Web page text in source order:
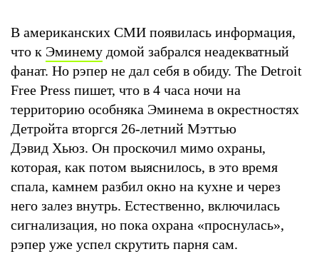
В американских СМИ появилась информация,
что к Эминему домой забрался неадекватный
фанат. Но рэпер не дал себя в обиду. The Detroit
Free Press пишет, что в 4 часа ночи на
территорию особняка Эминема в окрестностях
Детройта вторгся 26-летний Мэттью
Дэвид Хьюз. Он проскочил мимо охраны,
которая, как потом выяснилось, в это время
спала, камнем разбил окно на кухне и через
него залез внутрь. Естественно, включилась
сигнализация, но пока охрана «проснулась»,
рэпер уже успел скрутить парня сам.